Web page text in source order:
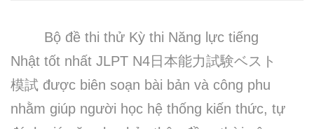
Bộ đề thi thử Kỳ thi Năng lực tiếng
Nhật tốt nhất JLPT N4日本能力試験ベスト
模試 được biên soạn bài bản và công phu
nhằm giúp người học hệ thống kiến thức, tự